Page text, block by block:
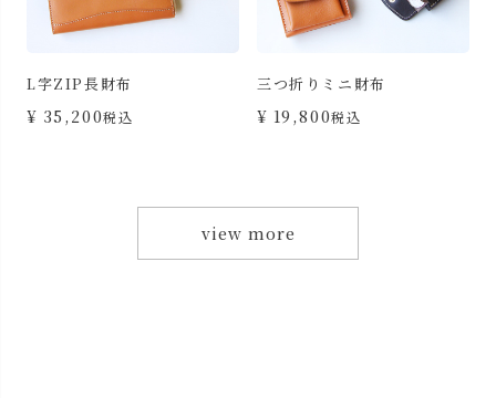
L字ZIP長財布
¥ 35,200税込
三つ折りミニ財布
¥ 19,800税込
view more